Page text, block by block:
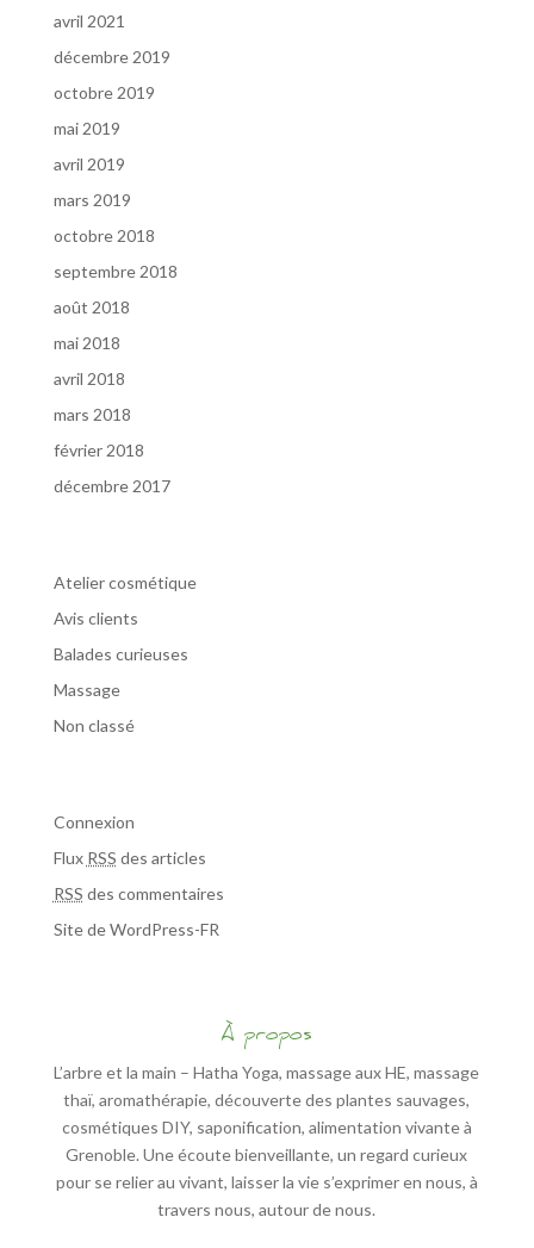
avril 2021
décembre 2019
octobre 2019
mai 2019
avril 2019
mars 2019
octobre 2018
septembre 2018
août 2018
mai 2018
avril 2018
mars 2018
février 2018
décembre 2017
Atelier cosmétique
Avis clients
Balades curieuses
Massage
Non classé
Connexion
Flux RSS des articles
RSS des commentaires
Site de WordPress-FR
À propos
L’arbre et la main – Hatha Yoga, massage aux HE, massage
thaï, aromathérapie, découverte des plantes sauvages,
cosmétiques DIY, saponification, alimentation vivante à
Grenoble. Une écoute bienveillante, un regard curieux
pour se relier au vivant, laisser la vie s’exprimer en nous, à
travers nous, autour de nous.